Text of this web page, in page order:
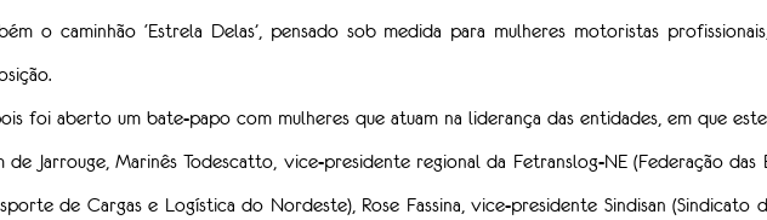
o caminhão ‘Estrela Delas’, pensado sob medida para mulheres motoristas
foi aberto um bate-papo com mulheres que atuam na liderança das entidades, em que
de Jarrouge, Marinês Todescatto, vice-presidente regional da Fetranslog-NE (Federação das
de Cargas e Logística do Nordeste), Rose Fassina, vice-presidente Sindisan (Sindicato